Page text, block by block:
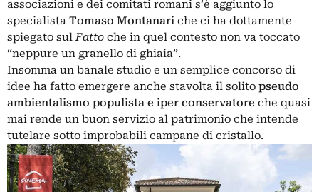
associazioni e dei comitati romani s’è aggiunto lo
specialista Tomaso Montanari che ci ha dottamente
spiegato sulFatto che in quel contesto non va toccato
“neppure un granello di ghiaia”.
Insomma un banale studio e un semplice concorso di
idee ha fatto emergere anche stavolta il solito pseudo
ambientalismo populista e iper conservatore che quasi
mai rende un buon servizio al patrimonio che intende
tutelare sotto improbabili campane di cristallo.